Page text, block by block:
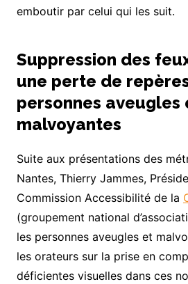
emboutir par celui qui les suit.
Suppression des
une perte de
personnes aveugles
malvoyantes
Suite aux présentations des
Nantes, Thierry Jammes,
Commission Accessibilité de la
(groupement national
les personnes aveugles et
les orateurs sur la prise en
déficientes visuelles dans ces